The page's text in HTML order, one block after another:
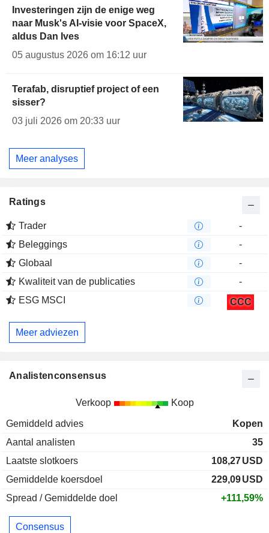
Investeringen zijn de enige weg
naar Musk's AI-visie voor SpaceX,
aldus Dan Ives
05 augustus 2026 om 16:12 uur
Terafab, disruptief project of een
sisser?
03 juli 2026 om 20:33 uur
Meer analyses
Ratings
Trader
-
Beleggings
-
Globaal
-
Kwaliteit van de publicaties
-
ESG MSCI
CCC
Meer adviezen
Analistenconsensus
Verkoop Koop
Gemiddeld advies
Kopen
Aantal analisten
35
Laatste slotkoers
108,27USD
Gemiddelde koersdoel
229,09USD
Spread / Gemiddelde doel
+111,59%
Consensus